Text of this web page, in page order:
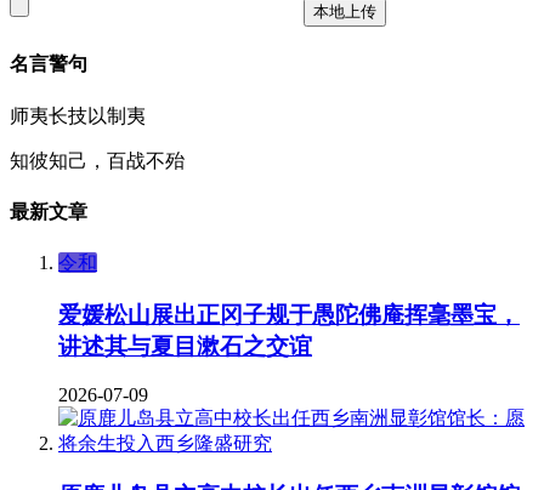
本地上传
名言警句
师夷长技以制夷
知彼知己，百战不殆
最新文章
令和
爱媛松山展出正冈子规于愚陀佛庵挥毫墨宝，
讲述其与夏目漱石之交谊
2026-07-09